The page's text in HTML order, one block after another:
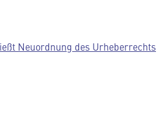
Neuordnung des Urheberrechts